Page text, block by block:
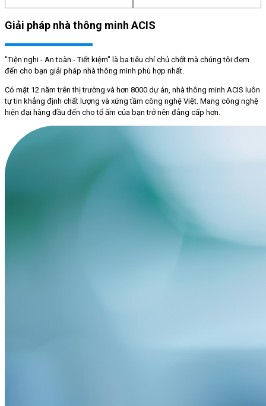
Giải pháp nhà thông minh ACIS
"Tiện nghi - An toàn - Tiết kiệm" là ba tiêu chí chủ chốt mà chúng tôi đem
đến cho bạn giải pháp nhà thông minh phù hợp nhất.
Có mặt 12 năm trên thị trường và hơn 8000 dự án, nhà thông minh ACIS luôn
tự tin khẳng định chất lượng và xứng tầm công nghệ Việt. Mang công nghệ
hiện đại hàng đầu đến cho tổ ấm của bạn trở nên đẳng cấp hơn.